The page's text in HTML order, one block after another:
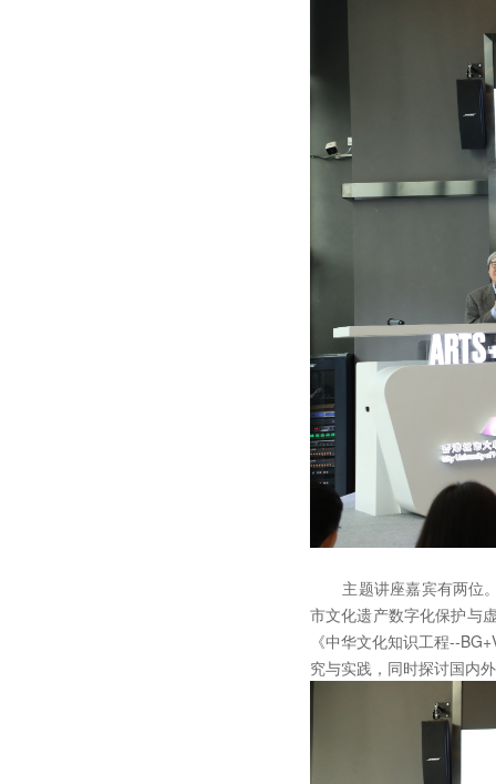
主题讲座嘉宾有两位。
市文化遗产数字化保护与
《中华文化知识工程--
究与实践，同时探讨国内